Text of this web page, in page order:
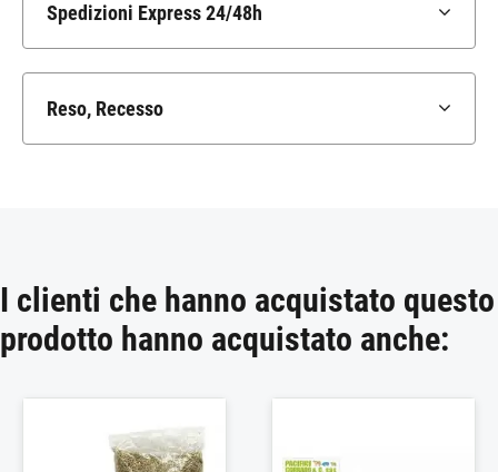
Spedizioni Express 24/48h
Reso, Recesso
I clienti che hanno acquistato questo
prodotto hanno acquistato anche: